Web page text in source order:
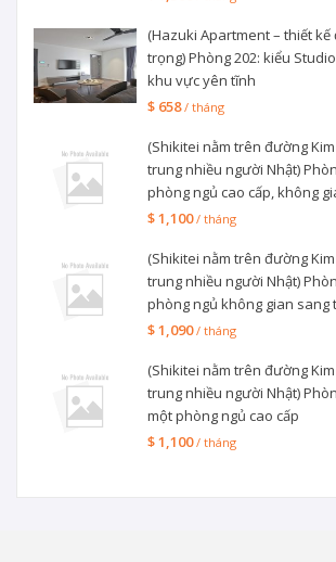
(Hazuki Apartment – thiết kế
trọng) Phòng 202: kiểu
khu vực yên tĩnh
$ 658/ tháng
(Shikitei nằm trên đường
trung nhiều người Nhật)
phòng ngủ cao cấp, không
$ 1,100/ tháng
(Shikitei nằm trên đường
trung nhiều người Nhật)
phòng ngủ không gian sang
$ 1,090/ tháng
(Shikitei nằm trên đường
trung nhiều người Nhật)
một phòng ngủ cao cấp
$ 1,100/ tháng